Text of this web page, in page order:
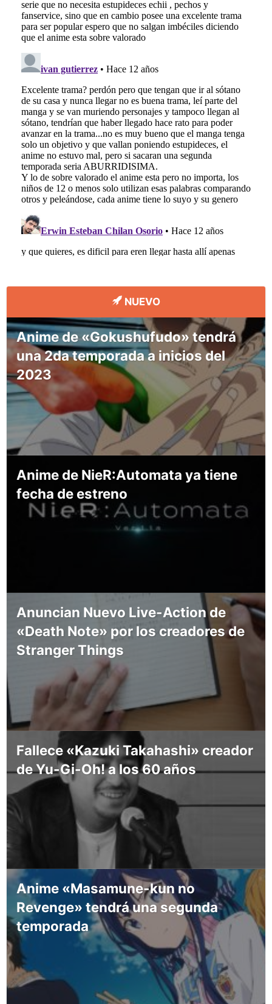
NUEVO
Anime de «Gokushufudo» tendrá
una 2da temporada a inicios del
2023
Anime de NieR:Automata ya tiene
fecha de estreno
Anuncian Nuevo Live-Action de
«Death Note» por los creadores de
Stranger Things
Fallece «Kazuki Takahashi» creador
de Yu-Gi-Oh! a los 60 años
Anime «Masamune-kun no
Revenge» tendrá una segunda
temporada